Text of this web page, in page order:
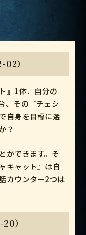
）
』1体、自分の
、その『チェシ
自身を目標に選
？
ができます。そ
キャット』は自
カウンター2つは
）